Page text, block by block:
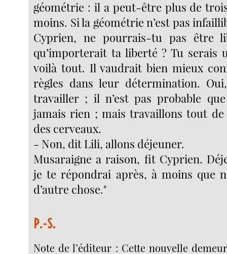
géométrie : il a peut-être plus de
moins. Si la géométrie n’est pas
Cyprien, ne pourrais-tu pas être
qu’importerait ta liberté ? Tu serais
voilà tout. Il vaudrait bien mieux
règles dans leur détermination.
travailler ; il n’est pas probable
jamais rien ; mais travaillons tout de
des cerveaux.
- Non, dit Lili, allons déjeuner.
Musaraigne a raison, fit Cyprien.
je te répondrai après, à moins que
d’autre chose."
P.-S.
Note de l’éditeur : Cette nouvelle